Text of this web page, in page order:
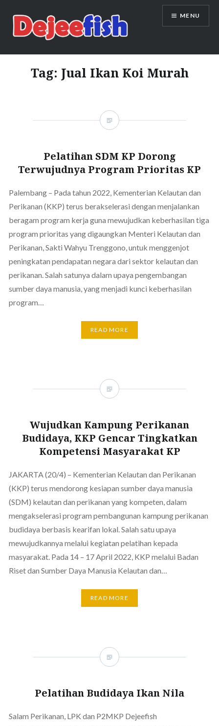
content
DEJEEFISH | PRODUSEN BENIH
IKAN BERKUALITAS INDONESIA
MENU
Tag: Jual Ikan Koi Murah
Pelatihan SDM KP Dorong
Terwujudnya Program Prioritas KP
Palembang – Pada tahun 2022, Kementerian Kelautan dan
Perikanan (KKP) terus berakselerasi dengan menjalankan
beragam program kerja guna mewujudkan keberhasilan tiga
program prioritas yang digaungkan Menteri Kelautan dan
Perikanan, Sakti Wahyu Trenggono, untuk menggenjot
peningkatan pendapatan negara dari sektor kelautan dan
perikanan. Salah satunya dalam upaya pengembangan
sumber daya manusia, yang menjadi kunci keberhasilan
program…
READ MORE
Wujudkan Kampung Perikanan
Budidaya, KKP Gencar Tingkatkan
Kompetensi Masyarakat KP
JAKARTA (20/4) – Kementerian Kelautan dan Perikanan
(KKP) terus mendorong kesiapan sumber daya manusia
(SDM) kelautan dan perikanan yang kompeten, dalam
mengakselerasi program pembangunan kampung perikanan
budidaya berbasis kearifan lokal. Salah satu upaya
mewujudkannya melalui kegiatan pelatihan kepada
masyarakat. Pada 14 – 17 April 2022, KKP melalui Badan
Riset dan Sumber Daya Manusia Kelautan dan…
READ MORE
Pelatihan Budidaya Ikan Nila
Salam Perikanan, LPK dan P2MKP Dejeefish